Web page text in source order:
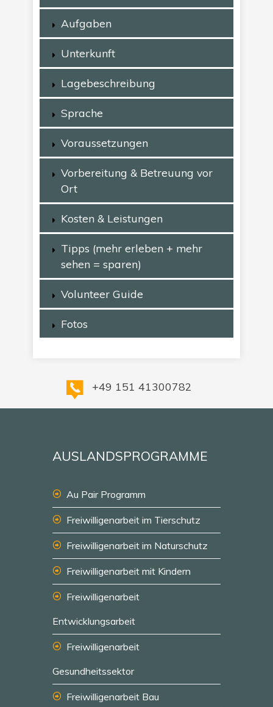
Aufgaben
Unterkunft
Lagebeschreibung
Sprache
Voraussetzungen
Vorbereitung & Betreuung vor
Ort
Kosten & Leistungen
Tipps (mehr erleben + mehr
sehen = sparen)
Volunteer Guide
Fotos
+49 151 41300782
AUSLANDSPROGRAMME
Au Pair Programm
Freiwilligenarbeit im Tierschutz
Freiwilligenarbeit im Naturschutz
Freiwilligenarbeit mit Kindern
Freiwilligenarbeit
Entwicklungsarbeit
Freiwilligenarbeit
Gesundheitssektor
Freiwilligenarbeit Bau